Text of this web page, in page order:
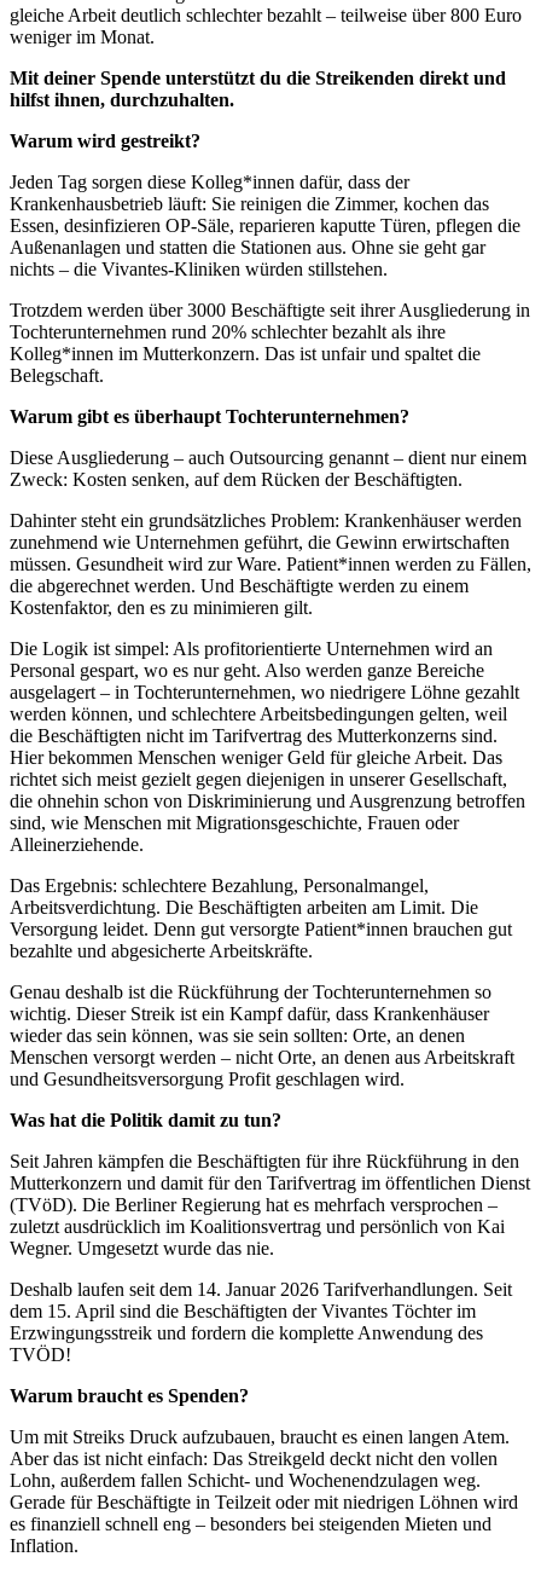
gleiche Arbeit deutlich schlechter bezahlt – teilweise über 800 Euro
weniger im Monat.
Mit deiner Spende unterstützt du die Streikenden direkt und
hilfst ihnen, durchzuhalten.
Warum wird gestreikt?
Jeden Tag sorgen diese Kolleg*innen dafür, dass der
Krankenhausbetrieb läuft: Sie reinigen die Zimmer, kochen das
Essen, desinfizieren OP-Säle, reparieren kaputte Türen, pflegen die
Außenanlagen und statten die Stationen aus. Ohne sie geht gar
nichts – die Vivantes-Kliniken würden stillstehen.
Trotzdem werden über 3000 Beschäftigte seit ihrer Ausgliederung in
Tochterunternehmen rund 20% schlechter bezahlt als ihre
Kolleg*innen im Mutterkonzern. Das ist unfair und spaltet die
Belegschaft.
Warum gibt es überhaupt Tochterunternehmen?
Diese Ausgliederung – auch Outsourcing genannt – dient nur einem
Zweck: Kosten senken, auf dem Rücken der Beschäftigten.
Dahinter steht ein grundsätzliches Problem: Krankenhäuser werden
zunehmend wie Unternehmen geführt, die Gewinn erwirtschaften
müssen. Gesundheit wird zur Ware. Patient*innen werden zu Fällen,
die abgerechnet werden. Und Beschäftigte werden zu einem
Kostenfaktor, den es zu minimieren gilt.
Die Logik ist simpel: Als profitorientierte Unternehmen wird an
Personal gespart, wo es nur geht. Also werden ganze Bereiche
ausgelagert – in Tochterunternehmen, wo niedrigere Löhne gezahlt
werden können, und schlechtere Arbeitsbedingungen gelten, weil
die Beschäftigten nicht im Tarifvertrag des Mutterkonzerns sind.
Hier bekommen Menschen weniger Geld für gleiche Arbeit. Das
richtet sich meist gezielt gegen diejenigen in unserer Gesellschaft,
die ohnehin schon von Diskriminierung und Ausgrenzung betroffen
sind, wie Menschen mit Migrationsgeschichte, Frauen oder
Alleinerziehende.
Das Ergebnis: schlechtere Bezahlung, Personalmangel,
Arbeitsverdichtung. Die Beschäftigten arbeiten am Limit. Die
Versorgung leidet. Denn gut versorgte Patient*innen brauchen gut
bezahlte und abgesicherte Arbeitskräfte.
Genau deshalb ist die Rückführung der Tochterunternehmen so
wichtig. Dieser Streik ist ein Kampf dafür, dass Krankenhäuser
wieder das sein können, was sie sein sollten: Orte, an denen
Menschen versorgt werden – nicht Orte, an denen aus Arbeitskraft
und Gesundheitsversorgung Profit geschlagen wird.
Was hat die Politik damit zu tun?
Seit Jahren kämpfen die Beschäftigten für ihre Rückführung in den
Mutterkonzern und damit für den Tarifvertrag im öffentlichen Dienst
(TVöD). Die Berliner Regierung hat es mehrfach versprochen –
zuletzt ausdrücklich im Koalitionsvertrag und persönlich von Kai
Wegner. Umgesetzt wurde das nie.
Deshalb laufen seit dem 14. Januar 2026 Tarifverhandlungen. Seit
dem 15. April sind die Beschäftigten der Vivantes Töchter im
Erzwingungsstreik und fordern die komplette Anwendung des
TVÖD!
Warum braucht es Spenden?
Um mit Streiks Druck aufzubauen, braucht es einen langen Atem.
Aber das ist nicht einfach: Das Streikgeld deckt nicht den vollen
Lohn, außerdem fallen Schicht- und Wochenendzulagen weg.
Gerade für Beschäftigte in Teilzeit oder mit niedrigen Löhnen wird
es finanziell schnell eng – besonders bei steigenden Mieten und
Inflation.